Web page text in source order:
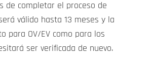
de completar el proceso de
válido hasta 13 meses y la
para OV/EV como para los
ser verificada de nuevo.